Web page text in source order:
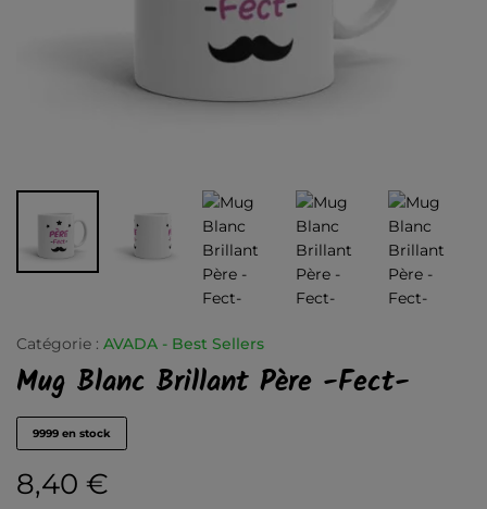
Catégorie : AVADA - Best Sellers
Mug Blanc Brillant Père -Fect-
9999 en stock
8,40 €